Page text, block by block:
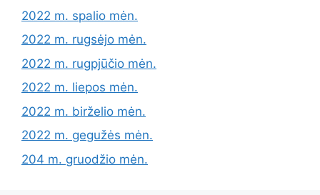
2022 m. spalio mėn.
2022 m. rugsėjo mėn.
2022 m. rugpjūčio mėn.
2022 m. liepos mėn.
2022 m. birželio mėn.
2022 m. gegužės mėn.
204 m. gruodžio mėn.